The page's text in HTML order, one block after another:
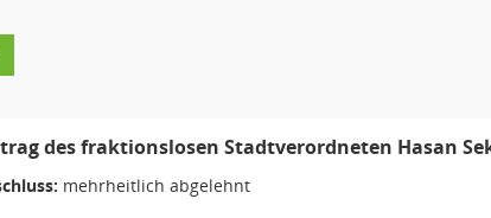
des fraktionslosen Stadtverordneten Hasan
mehrheitlich abgelehnt